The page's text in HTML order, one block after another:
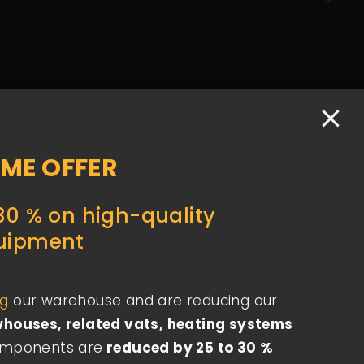
OFFER
% on high-quality
​our warehouse and are reducing our
related vats, heating systems
are reduced by 25 to 30 %